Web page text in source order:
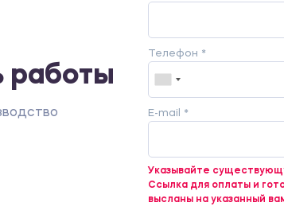
работы
Телефон *
E-mail *
Указывайте
Ссылка для оплаты и
высланы на указанный